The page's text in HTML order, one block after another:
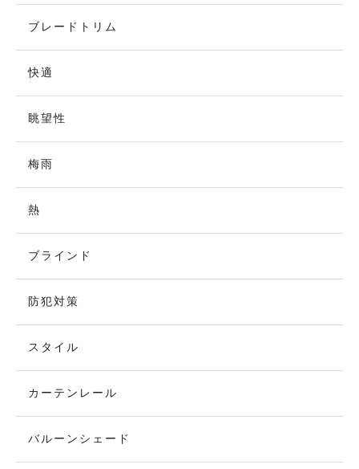
ブレードトリム
快適
眺望性
梅雨
熱
ブラインド
防犯対策
スタイル
カーテンレール
バルーンシェード